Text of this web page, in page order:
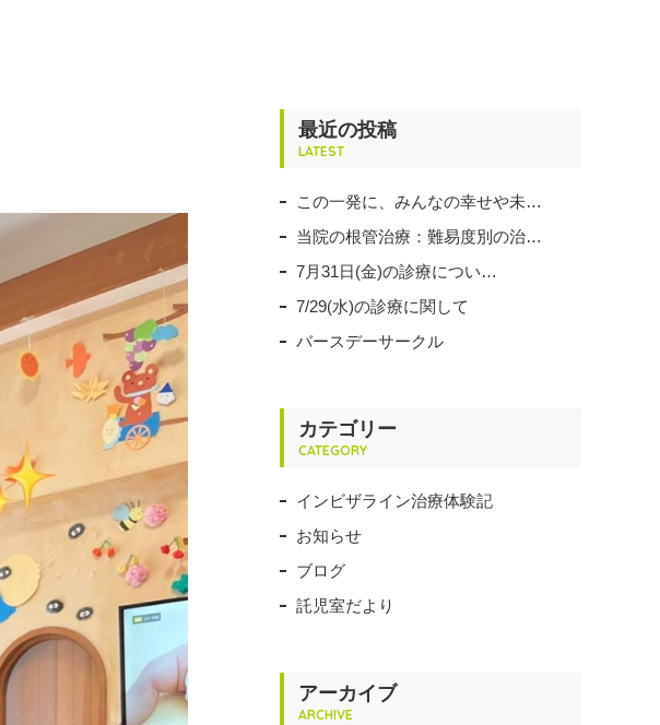
最近の投稿
LATEST
この一発に、みんなの幸せや未…
当院の根管治療：難易度別の治…
7月31日(金)の診療につい…
7/29(水)の診療に関して
バースデーサークル
カテゴリー
CATEGORY
インビザライン治療体験記
お知らせ
ブログ
託児室だより
アーカイブ
ARCHIVE